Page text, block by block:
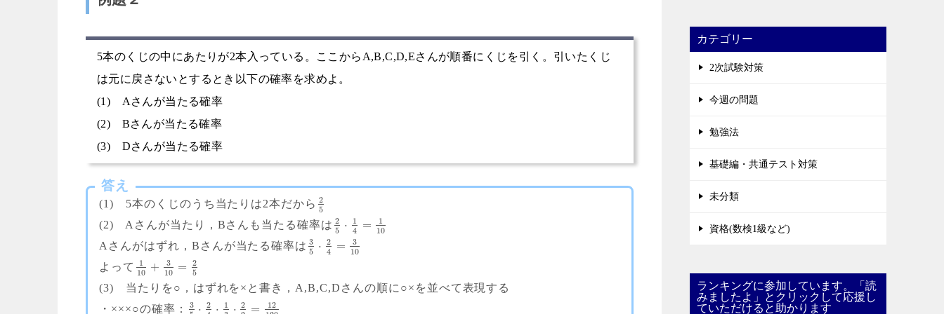
5本のくじの中にあたりが2本入っている。ここからA,B,C,D,Eさんが順番にくじを引く。引いたくじ
は元に戻さないとするとき以下の確率を求めよ。
(1) Aさんが当たる確率
(2) Bさんが当たる確率
(3) Dさんが当たる確率
答え
(1) 5本のくじのうち当たりは2本だから 2
5
(2) Aさんが当たり，Bさんも当たる確率は 2
5 ⋅
1
4
=
1
10
Aさんがはずれ，Bさんが当たる確率は 3
5 ⋅ 2
4
=
3
10
よって
1
10 +
3
10
=
2
5
(3) 当たりを○，はずれを×と書き，A,B,C,Dさんの順に○×を並べて表現する
・×××○の確率：
3 ⋅ 2 ⋅
1
⋅ 2
=
12
カテゴリー
2次試験対策
今週の問題
勉強法
基礎編・共通テスト対策
未分類
資格(数検1級など)
ランキングに参加しています。「読
みましたよ」とクリックして応援し
ていただけると助かります